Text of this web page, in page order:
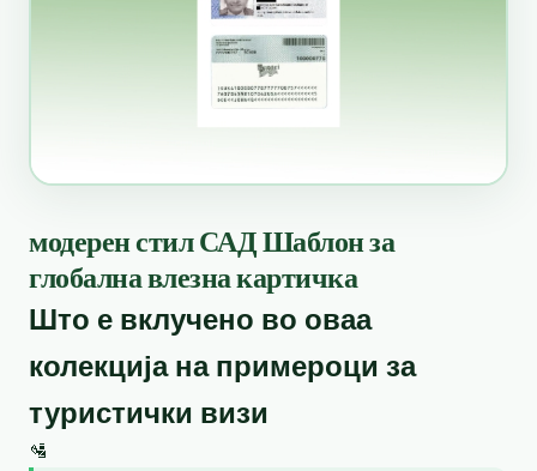
модерен стил САД Шаблон за
глобална влезна картичка
Што е вклучено во оваа
колекција на примероци за
туристички визи
🛂